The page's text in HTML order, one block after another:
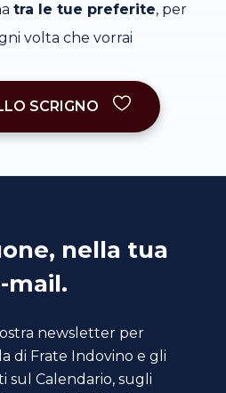
tra le tue preferite, per
volta che vorrai
SCRIGNO
nella tua
mail.
newsletter per
di Frate Indovino e gli
sul Calendario, sugli